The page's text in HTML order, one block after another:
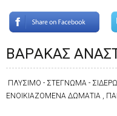
BAΡAKAΣ
ΠΛΥΣΙΜΟ - ΣΤΕΓΝΩΜΑ -
ΕΝΟΙΚΙΑΖΟΜΕΝΑ ΔΩΜΑΤΙΑ ,